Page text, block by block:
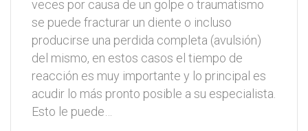
veces por causa de un golpe o traumatismo
se puede fracturar un diente o incluso
producirse una perdida completa (avulsión)
del mismo, en estos casos el tiempo de
reacción es muy importante y lo principal es
acudir lo más pronto posible a su especialista.
Esto le puede…